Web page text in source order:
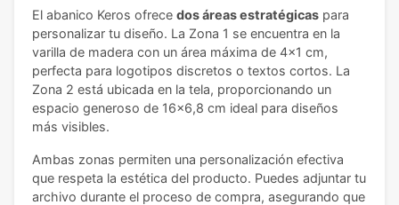
El abanico Keros ofrece dos áreas estratégicas para
personalizar tu diseño. La Zona 1 se encuentra en la
varilla de madera con un área máxima de 4x1 cm,
perfecta para logotipos discretos o textos cortos. La
Zona 2 está ubicada en la tela, proporcionando un
espacio generoso de 16x6,8 cm ideal para diseños
más visibles.
Ambas zonas permiten una personalización efectiva
que respeta la estética del producto. Puedes adjuntar tu
archivo durante el proceso de compra, asegurando que